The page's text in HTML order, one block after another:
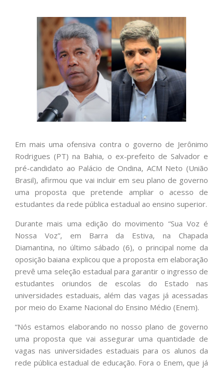
Em mais uma ofensiva contra o governo de Jerônimo
Rodrigues (PT) na Bahia, o ex-prefeito de Salvador e
pré-candidato ao Palácio de Ondina, ACM Neto (União
Brasil), afirmou que vai incluir em seu plano de governo
uma proposta que pretende ampliar o acesso de
estudantes da rede pública estadual ao ensino superior.
Durante mais uma edição do movimento “Sua Voz é
Nossa Voz”, em Barra da Estiva, na Chapada
Diamantina, no último sábado (6), o principal nome da
oposição baiana explicou que a proposta em elaboração
prevê uma seleção estadual para garantir o ingresso de
estudantes oriundos de escolas do Estado nas
universidades estaduais, além das vagas já acessadas
por meio do Exame Nacional do Ensino Médio (Enem).
“Nós estamos elaborando no nosso plano de governo
uma proposta que vai assegurar uma quantidade de
vagas nas universidades estaduais para os alunos da
rede pública estadual de educação. Fora o Enem, que já